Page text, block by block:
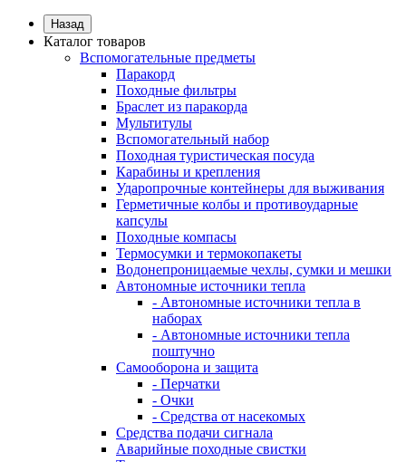
Назад
Каталог товаров
Вспомогательные предметы
Паракорд
Походные фильтры
Браслет из паракорда
Мультитулы
Вспомогательный набор
Походная туристическая посуда
Карабины и крепления
Ударопрочные контейнеры для выживания
Герметичные колбы и противоударные
капсулы
Походные компасы
Термосумки и термокопакеты
Водонепроницаемые чехлы, сумки и мешки
Автономные источники тепла
- Автономные источники тепла в
наборах
- Автономные источники тепла
поштучно
Самооборона и защита
- Перчатки
- Очки
- Средства от насекомых
Средства подачи сигнала
Аварийные походные свистки